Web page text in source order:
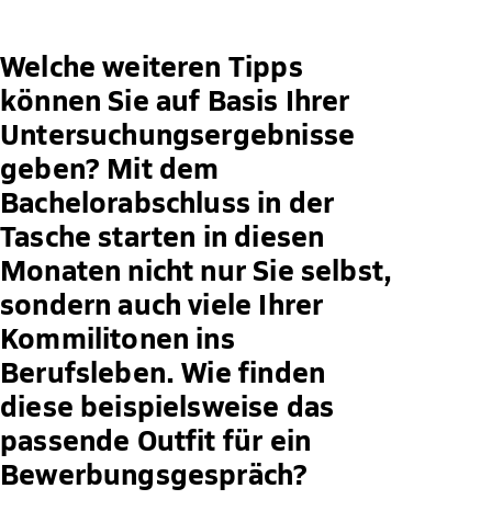
Welche weiteren Tipps
können Sie auf Basis Ihrer
Untersuchungsergebnisse
geben? Mit dem
Bachelorabschluss in der
Tasche starten in diesen
Monaten nicht nur Sie selbst,
sondern auch viele Ihrer
Kommilitonen ins
Berufsleben. Wie finden
diese beispielsweise das
passende Outfit für ein
Bewerbungsgespräch?